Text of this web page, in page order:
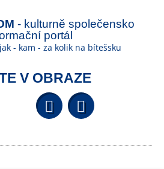
- kulturně společensko
portál
- kam - za kolik na bítešsku
V OBRAZE
Facebook YouTube